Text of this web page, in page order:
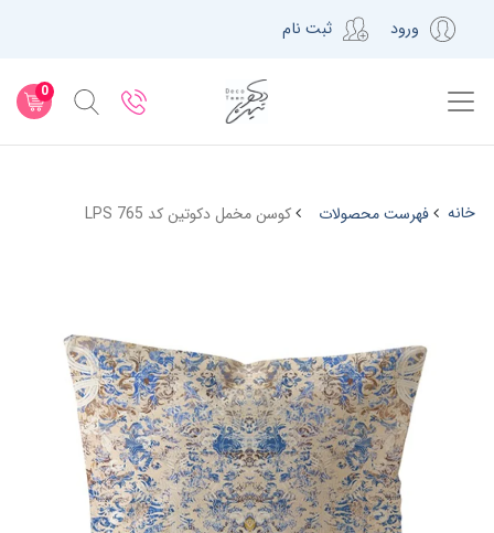
ورود ثبت نام
0
خانه فهرست محصولات کوسن مخمل دکوتین کد LPS 765